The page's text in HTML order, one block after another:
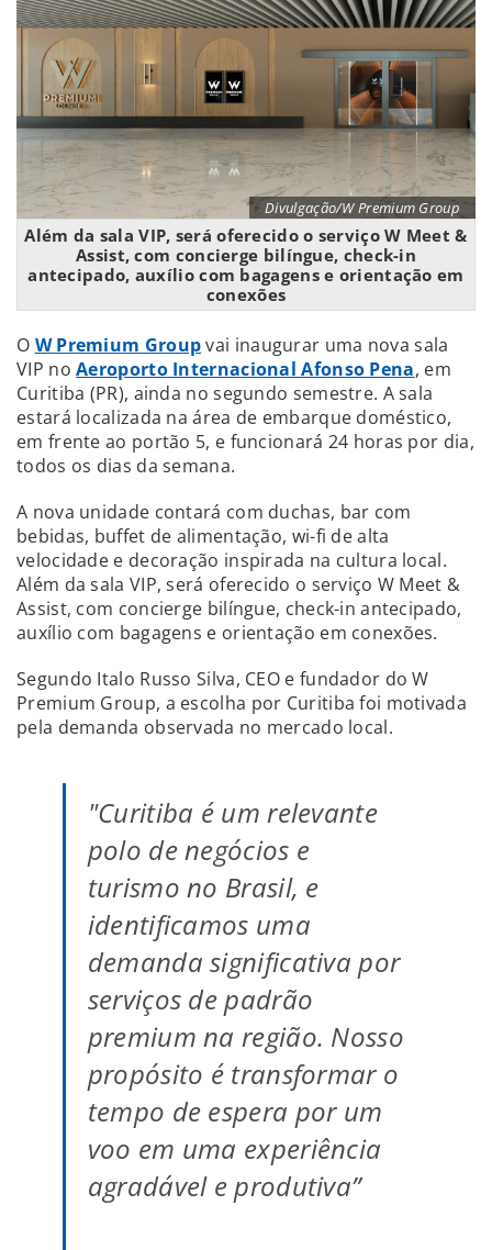
Divulgação/W Premium Group
Além da sala VIP, será oferecido o serviço W Meet &
Assist, com concierge bilíngue, check-in
antecipado, auxílio com bagagens e orientação em
conexões
O W Premium Groupvai inaugurar uma nova sala
VIP noAeroporto Internacional Afonso Pena, em
Curitiba (PR), ainda no segundo semestre. A sala
estará localizada na área de embarque doméstico,
em frente ao portão 5, e funcionará 24 horas por dia,
todos os dias da semana.
A nova unidade contará com duchas, bar com
bebidas, buffet de alimentação, wi-fi de alta
velocidade e decoração inspirada na cultura local.
Além da sala VIP, será oferecido o serviço W Meet &
Assist, com concierge bilíngue, check-in antecipado,
auxílio com bagagens e orientação em conexões.
Segundo Italo Russo Silva, CEO e fundador do W
Premium Group, a escolha por Curitiba foi motivada
pela demanda observada no mercado local.
"Curitiba é um relevante
polo de negócios e
turismo no Brasil, e
identificamos uma
demanda significativa por
serviços de padrão
premium na região. Nosso
propósito é transformar o
tempo de espera por um
voo em uma experiência
agradável e produtiva”